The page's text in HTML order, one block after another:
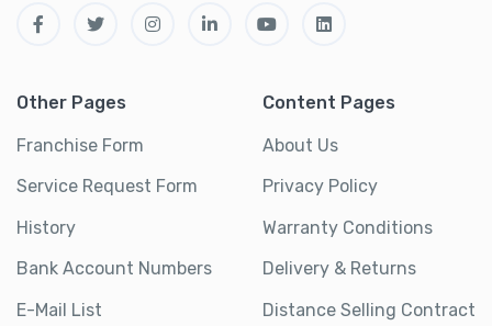
Other Pages
Franchise Form
Service Request Form
History
Bank Account Numbers
E-Mail List
Content Pages
About Us
Privacy Policy
Warranty Conditions
Delivery & Returns
Distance Selling Contract